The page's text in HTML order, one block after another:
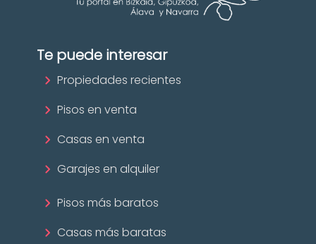
Te puede interesar
Propiedades recientes
Pisos en venta
Casas en venta
Garajes en alquiler
Pisos más baratos
Casas más baratas